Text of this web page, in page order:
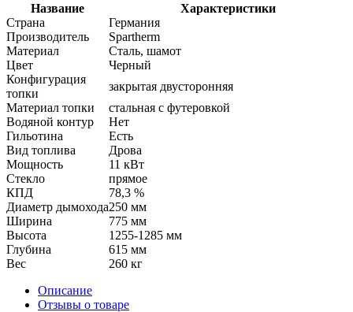
Название
Характеристики
Страна
Германия
Производитель
Spartherm
Материал
Сталь, шамот
Цвет
Черный
Конфигурация
топки
закрытая двусторонняя
Материал топки
стальная с футеровкой
Водяной контур
Нет
Гильотина
Есть
Вид топлива
Дрова
Мощность
11 кВт
Стекло
прямое
КПД
78,3 %
Диаметр дымохода250 мм
Ширина
775 мм
Высота
1255-1285 мм
Глубина
615 мм
Вес
260 кг
Описание
Отзывы о товаре